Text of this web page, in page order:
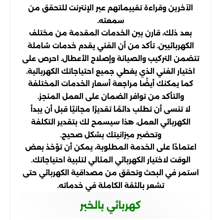
الآخرين وقراءة تقييماتهم عبر الإنترنت للتحقق من
سمعته.
بعد ذلك، قارن بين الخدمات المقدمة من مختلف
الكهربائيين. تأكد من أن الفني يقدم خدمات شاملة
تتضمن التركيب والصيانة وإصلاح الأعطال. احرص على
اختيار الفني الذي يغطي جميع احتياجاتك الكهربائية.
كما يمكنك أيضًا مراجعة أسعار الخدمات المختلفة
والتأكد من توافر الضمان على العمل المنجز.
لا تنسى أن تطلب دائمًا تقديرًا مجانيًا قبل أن يبدأ
الكهربائي العمل. هذا سيسمح لك بتقدير التكلفة
وتحضير ميزانيتك بشكل صحيح.
اعتمادًا على الخدمة المطلوبة، يمكن أن تؤخذ بعض
الوقت لاختيار الكهربائي المثالي لتلبية احتياجاتك.
استمر في البحث وتحقق من مصداقية الكهربائي حتى
تشعر بالثقة الكاملة في خدماته.
كهربائي بالخبر